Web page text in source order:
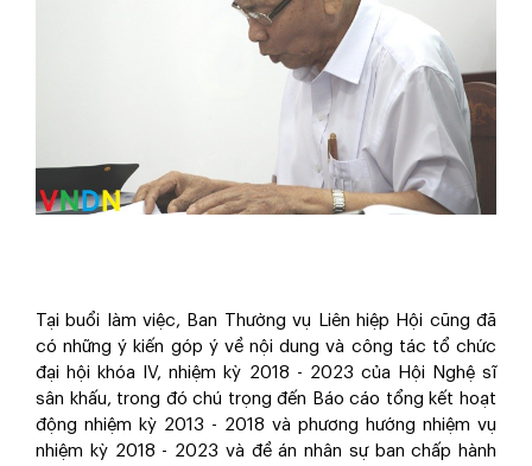
Tại buổi làm việc, Ban Thường vụ Liên hiệp Hội cũng đã
có những ý kiến góp ý về nội dung và công tác tổ chức
đại hội khóa IV, nhiệm kỳ 2018 - 2023 của Hội Nghệ sĩ
sân khấu, trong đó chú trọng đến Báo cáo tổng kết hoạt
động nhiệm kỳ 2013 - 2018 và phương hướng nhiệm vụ
nhiệm kỳ 2018 - 2023 và đề án nhân sự ban chấp hành